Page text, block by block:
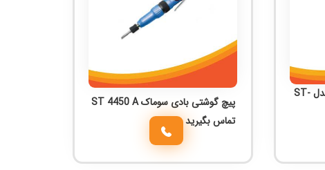
بکس بادی سوماک ۱/۲ اینچ مدل ST-
پیچ گوشتی بادی سوماک ST 4450 A
تماس بگیرید